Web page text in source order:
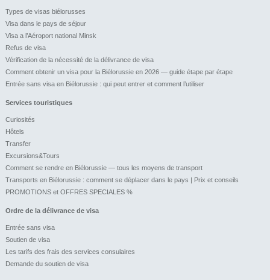
Types de visas biélorusses
Visa dans le pays de séjour
Visa a l’Aéroport national Minsk
Refus de visa
Vérification de la nécessité de la délivrance de visa
Comment obtenir un visa pour la Biélorussie en 2026 — guide étape par étape
Entrée sans visa en Biélorussie : qui peut entrer et comment l’utiliser
Services touristiques
Curiosités
Hôtels
Transfer
Excursions&Tours
Comment se rendre en Biélorussie — tous les moyens de transport
Transports en Biélorussie : comment se déplacer dans le pays | Prix et conseils
PROMOTIONS et OFFRES SPECIALES %
Ordre de la délivrance de visa
Entrée sans visa
Soutien de visa
Les tarifs des frais des services consulaires
Demande du soutien de visa